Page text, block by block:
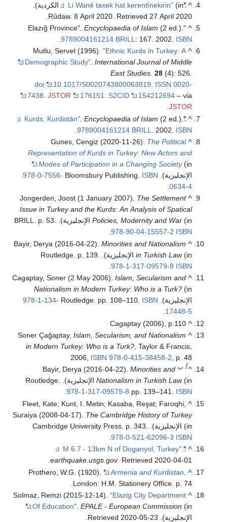
^
"Li Wanê taxek hat kerentînekirin"
(in الكردية).
Rûdaw. 8 April 2020 . Retrieved 27 April 2020
^
"Elazığ Province".
Encyclopaedia of Islam (2 ed.).
BRILL : 167. 2002. ISBN
9789004161214
.
^
Mutlu, Servet (1996)."Ethnic Kurds in Turkey: A
Demographic Study".International Journal of Middle
East Studies.28 (4): 526.
doi: 10.1017/S0020743800063819. ISSN 0020-
7438.JSTOR 176151.S2CID 154212694 – via
JSTOR
.
^
"Kurds, Kurdistān"
.Encyclopaedia of Islam (2 ed.).
BRILL
. 2002. ISBN
9789004161214
.
^
Gunes, Cengiz (2020-11-26). The Political
Representation of Kurds in Turkey: New Actors and
Modes of Participation in a Changing Society(in
الإنجليزية). Bloomsbury Publishing. ISBN
978-0-7556-
0634-4
.
^
Jongerden, Joost (1 January 2007). The Settlement
Issue in Turkey and the Kurds: An Analysis of Spatical
Policies, Modernity and War (in الإنجليزية). BRILL. p. 53.
ISBN
978-90-04-15557-2
.
^
Bayir, Derya (2016-04-22).Minorities and Nationalism
in Turkish Law(in الإنجليزية). Routledge. p. 139.
ISBN
978-1-317-09579-8
.
^
Cagaptay, Soner (2 May 2006).Islam, Secularism and
Nationalism in Modern Turkey: Who is a Turk? (in
الإنجليزية). Routledge. pp. 108–110. ISBN
978-1-134-
17448-5
.
^
Cagaptay (2006), p.110
^
Soner Çaǧaptay,Islam, Secularism, and Nationalism
in Modern Turkey: Who is a Turk? , Taylor & Francis,
2006, ISBN 978-0-415-38458-2 , p. 48
^أ ب Bayir, Derya (2016-04-22).Minorities and
Nationalism in Turkish Law
(in الإنجليزية). Routledge.
pp. 139–141. ISBN
978-1-317-09579-8
.
^
Fleet, Kate; Kunt, I. Metin; Kasaba, Reşat; Faroqhi,
Suraiya (2008-04-17). The Cambridge History of Turkey
(in الإنجليزية). Cambridge University Press. p. 343.
ISBN
978-0-521-62096-3
.
^
"M 6.7 - 13km N of Doganyol, Turkey"
.
earthquake.usgs.gov. Retrieved2020-04-01
.
^
Prothero, W.G. (1920). Armenia and Kurdistan
London: H.M. Stationery Office. p. 74.
^
Solmaz, Remzi (2015-12-14)."Elazig City Department
Of Education" .EPALE - European Commission (in
الإنجليزية). Retrieved
2020-05-23